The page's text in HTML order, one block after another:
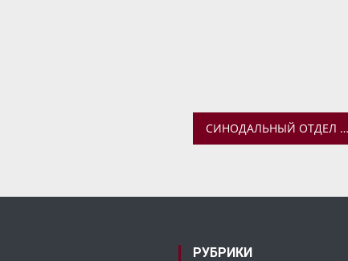
СИНОДАЛЬНЫЙ ОТДЕЛ РЕЛИГИОЗНОГО ОБРАЗОВАНИЯ И КАТЕХИЗАЦИИ ПРОВЕДЕТ ВЕБИНАР «ОБЩИЙ ПОРЯДОК И ДОПОЛНИТЕЛЬНЫЕ ОСНОВАНИЯ ОТЧИСЛЕНИЯ ОБУЧАЮЩИХСЯ ИЗ ОБРАЗОВАТЕЛЬНЫХ ОРГАНИЗАЦИЙ С РЕЛИГИОЗНЫМ КОМПОНЕНТОМ»
РУБРИКИ